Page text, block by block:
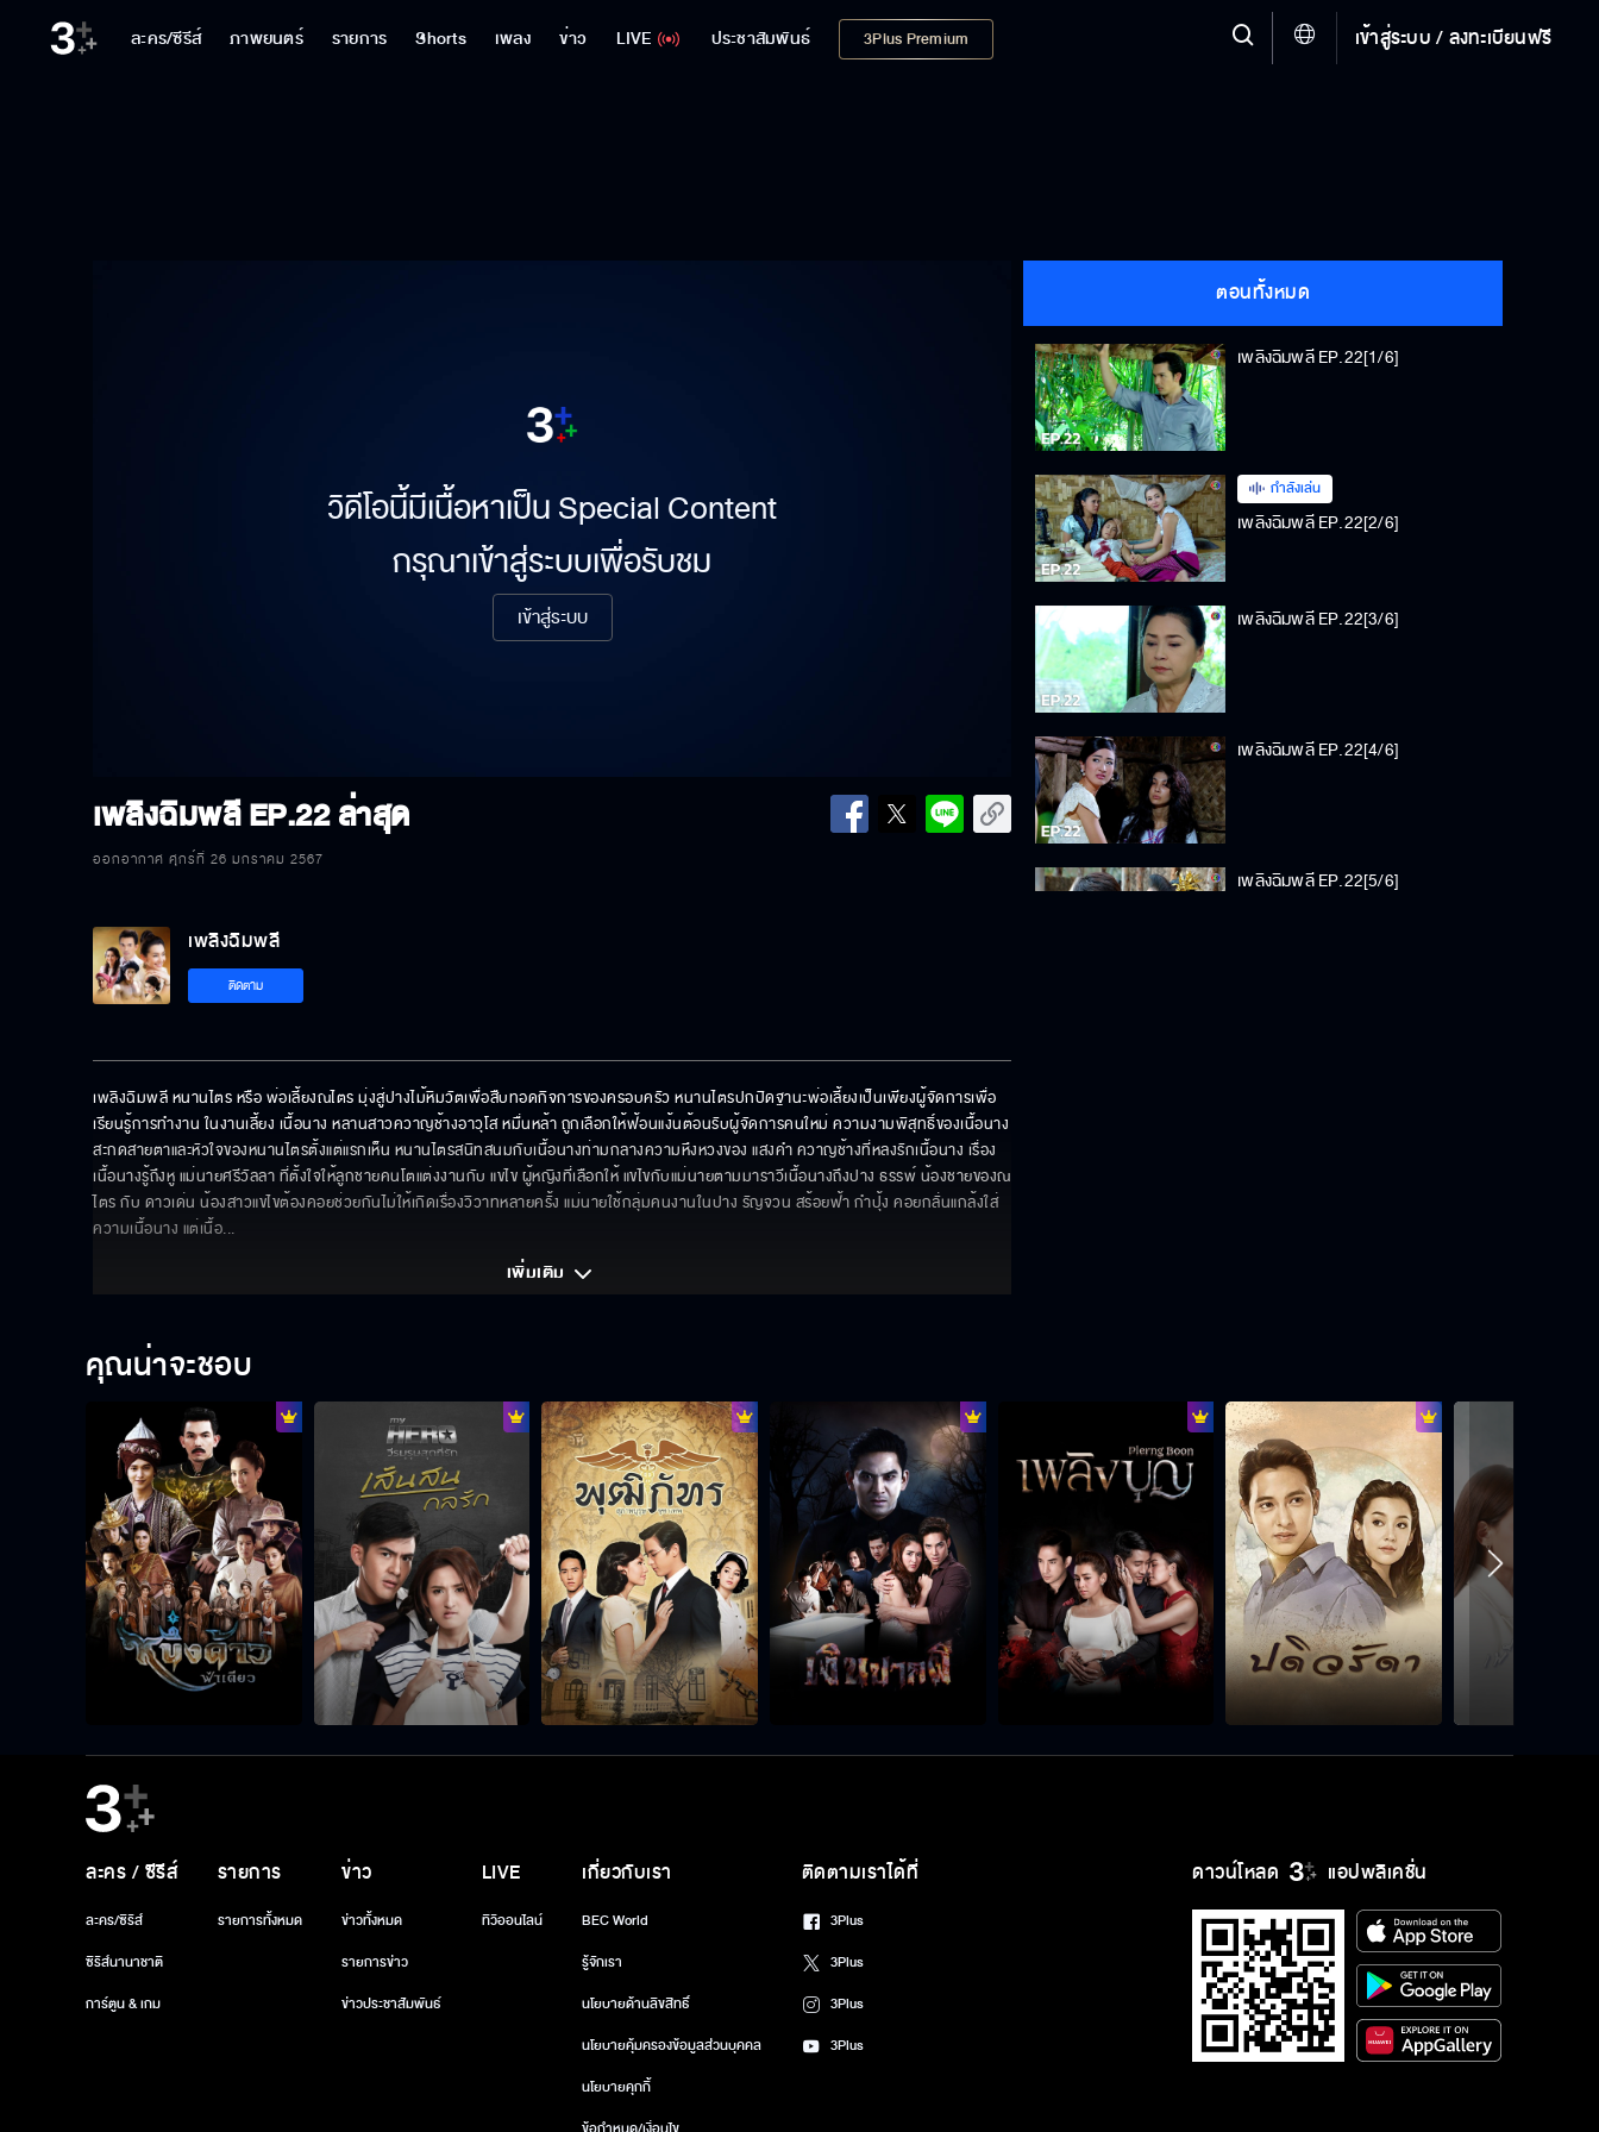
ละคร/ซีรีส์ ภาพยนตร์ รายการ Shorts เพลง ข่าว LIVE ประชาสัมพันธ์ 3Plus Premium เข้าสู่ระบบ / ลงทะเบียนฟรี
วิดีโอนี้มีเนื้อหาเป็น Special Content
กรุณาเข้าสู่ระบบเพื่อรับชม
เข้าสู่ระบบ
เพลิงฉิมพลีEP.22 ล่าสุด
ออกอากาศ ศุกร์ที่ 26 มกราคม 2567
ตอนทั้งหมด
เพลิงฉิมพลี EP.22[1/6]
กำลังเล่น
เพลิงฉิมพลี EP.22[2/6]
เพลิงฉิมพลี EP.22[3/6]
เพลิงฉิมพลี EP.22[4/6]
เพลิงฉิมพลี EP.22[5/6]
เพลิงฉิมพลี
ติดตาม
เพลิงฉิมพลี หนานไตร หรือ พ่อเลี้ยงณไตร มุ่งสู่ปางไม้หิมวัตเพื่อสืบทอดกิจการของครอบครัว หนานไตรปกปิดฐานะพ่อเลี้ยงเป็นเพียงผู้จัดการเพื่อ
เรียนรู้การทำงาน ในงานเลี้ยง เนื้อนาง หลานสาวควาญช้างอาวุโส หมื่นหล้า ถูกเลือกให้ฟ้อนแง้นต้อนรับผู้จัดการคนใหม่ ความงามพิสุทธิ์ของเนื้อนาง
สะกดสายตาและหัวใจของหนานไตรตั้งแต่แรกเห็น หนานไตรสนิทสนมกับเนื้อนางท่ามกลางความหึงหวงของ แสงคำ ควาญช้างที่หลงรักเนื้อนาง เรื่อง
เนื้อนางรู้ถึงหู แม่นายศรีวัลลา ที่ตั้งใจให้ลูกชายคนโตแต่งงานกับ แขไข ผู้หญิงที่เลือกให้ แขไขกับแม่นายตามมาราวีเนื้อนางถึงปาง ธรรพ์ น้องชายของณ
ไตร กับ ดาวเด่น น้องสาวแขไขต้องคอยช่วยกันไม่ให้เกิดเรื่องวิวาทหลายครั้ง แม่นายใช้กลุ่มคนงานในปาง รัญจวน สร้อยฟ้า กำปุ้ง คอยกลั่นแกล้งใส่
ความเนื้อนาง แต่เนื้อ...
เพิ่มเติม
คุณน่าจะชอบ
ดาวน์โหลด แอปพลิเคชั่น
ละคร / ซีรีส์
ละคร/ซีรีส์
ซีรีส์นานาชาติ
การ์ตูน & เกม
รายการ
รายการทั้งหมด
ข่าว
ข่าวทั้งหมด
รายการข่าว
ข่าวประชาสัมพันธ์
LIVE
ทีวีออนไลน์
เกี่ยวกับเรา
BEC World
รู้จักเรา
นโยบายด้านลิขสิทธิ์
นโยบายคุ้มครองข้อมูลส่วนบุคคล
นโยบายคุกกี้
ติดตามเราได้ที่
3Plus
3Plus
3Plus
3Plus